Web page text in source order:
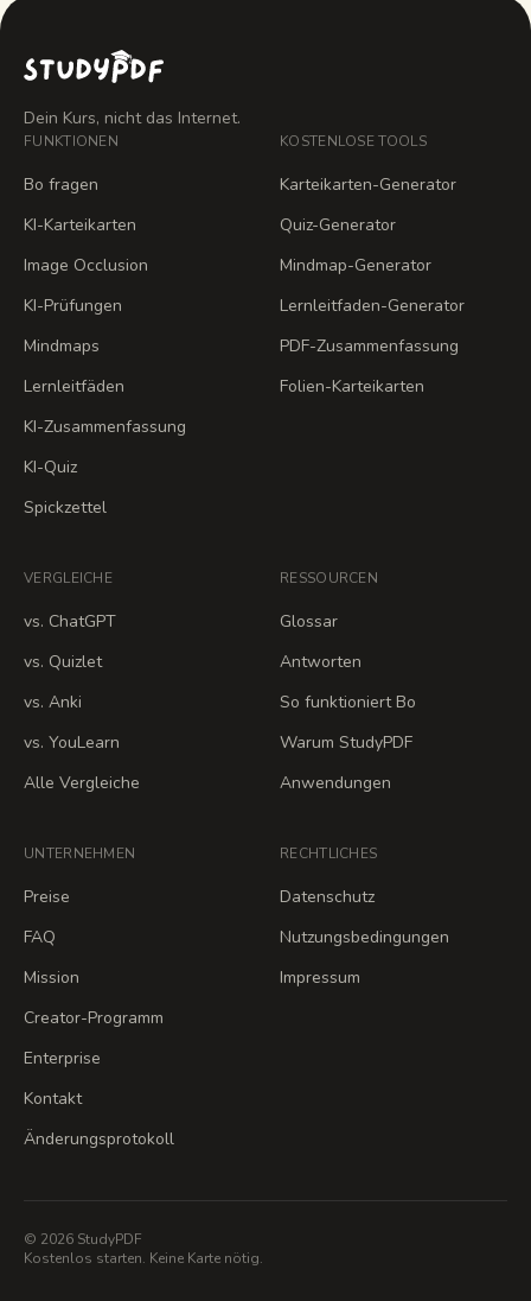
Dein Kurs, nicht das Internet.
FUNKTIONEN
Bo fragen
KI-Karteikarten
Image Occlusion
KI-Prüfungen
Mindmaps
Lernleitfäden
KI-Zusammenfassung
KI-Quiz
Spickzettel
KOSTENLOSE TOOLS
Karteikarten-Generator
Quiz-Generator
Mindmap-Generator
Lernleitfaden-Generator
PDF-Zusammenfassung
Folien-Karteikarten
VERGLEICHE
vs. ChatGPT
vs. Quizlet
vs. Anki
vs. YouLearn
Alle Vergleiche
RESSOURCEN
Glossar
Antworten
So funktioniert Bo
Warum StudyPDF
Anwendungen
UNTERNEHMEN
Preise
FAQ
Mission
Creator-Programm
Enterprise
Kontakt
Änderungsprotokoll
RECHTLICHES
Datenschutz
Nutzungsbedingungen
Impressum
© 2026 StudyPDF
Kostenlos starten. Keine Karte nötig.